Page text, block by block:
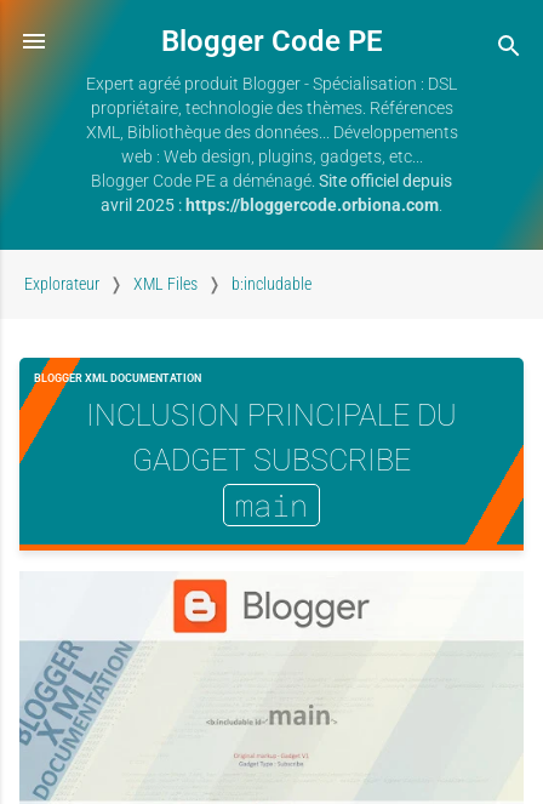
Blogger Code PE
Expert agréé produit Blogger - Spécialisation : DSL
propriétaire, technologie des thèmes. Références
XML, Bibliothèque des données... Développements
web : Web design, plugins, gadgets, etc...
Blogger Code PE a déménagé. Site officiel depuis
avril 2025 : https://bloggercode.orbiona.com.
Explorateur XML Files b:includable
INCLUSION PRINCIPALE DU
GADGET SUBSCRIBE
main
BLOGGER XML DOCUMENTATION